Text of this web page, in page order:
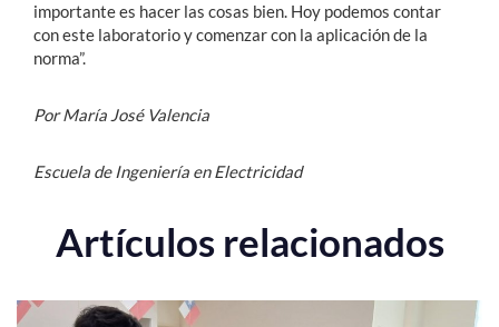
importante es hacer las cosas bien. Hoy podemos contar
con este laboratorio y comenzar con la aplicación de la
norma”.
Por María José Valencia
Escuela de Ingeniería en Electricidad
Artículos relacionados